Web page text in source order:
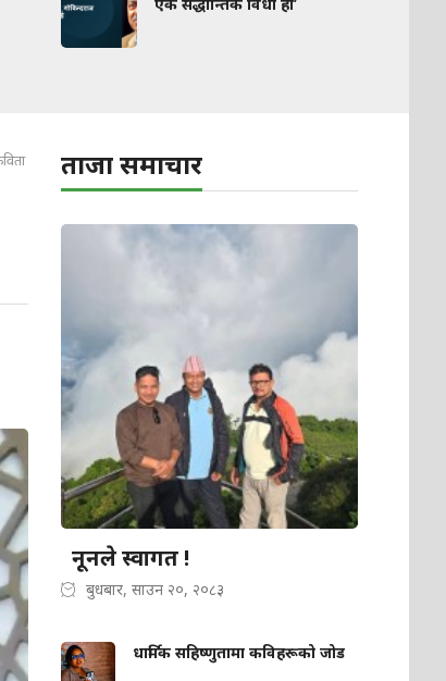
ताजा समाचार
नूनले स्वागत !
बुधबार, साउन २०, २०८३
धार्मिक सहिष्णुतामा कविहरूको जोड